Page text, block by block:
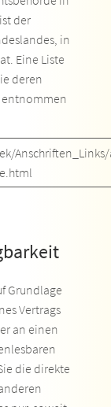
der
in
Eine Liste
deren
Grundlage
Vertrags
an einen
die direkte